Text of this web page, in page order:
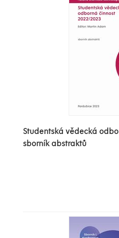
Studentská vědecká
sborník abstraktů